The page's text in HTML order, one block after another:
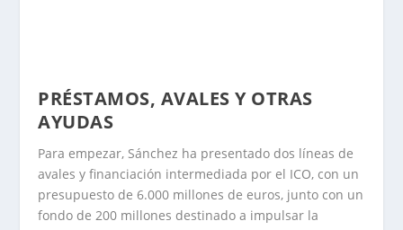
PRÉSTAMOS, AVALES Y OTRAS
AYUDAS
Para empezar, Sánchez ha presentado dos líneas de
avales y financiación intermediada por el ICO, con un
presupuesto de 6.000 millones de euros, junto con un
fondo de 200 millones destinado a impulsar la